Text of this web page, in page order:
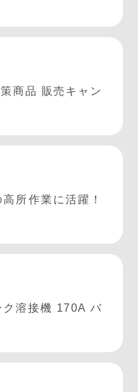
商品 販売キャン
所作業に活躍！
溶接機 170A バ